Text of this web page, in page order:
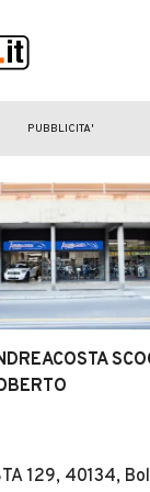
termine
VIA ANDREA COSTA 129,